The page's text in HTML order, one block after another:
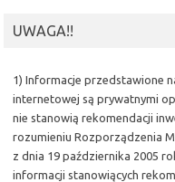
UWAGA!!
1) Informacje przedstawione
internetowej są prywatnymi
nie stanowią rekomendacji
rozumieniu Rozporządzenia
z dnia 19 października 2005
informacji stanowiących